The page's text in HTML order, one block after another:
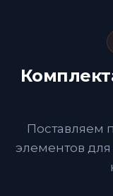
Поставляем
элементов